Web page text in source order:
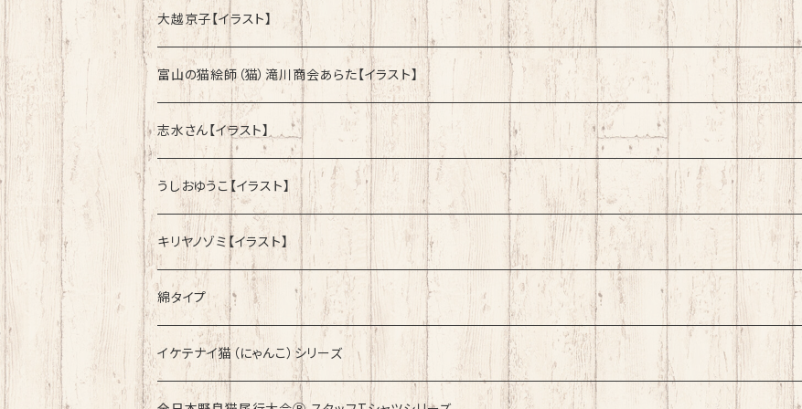
大越京子【イラスト】
富山の猫絵師（猫）滝川商会あらた【イラスト】
志水さん【イラスト】
うしおゆうこ【イラスト】
キリヤノゾミ【イラスト】
綿タイプ
イケテナイ猫（にゃんこ）シリーズ